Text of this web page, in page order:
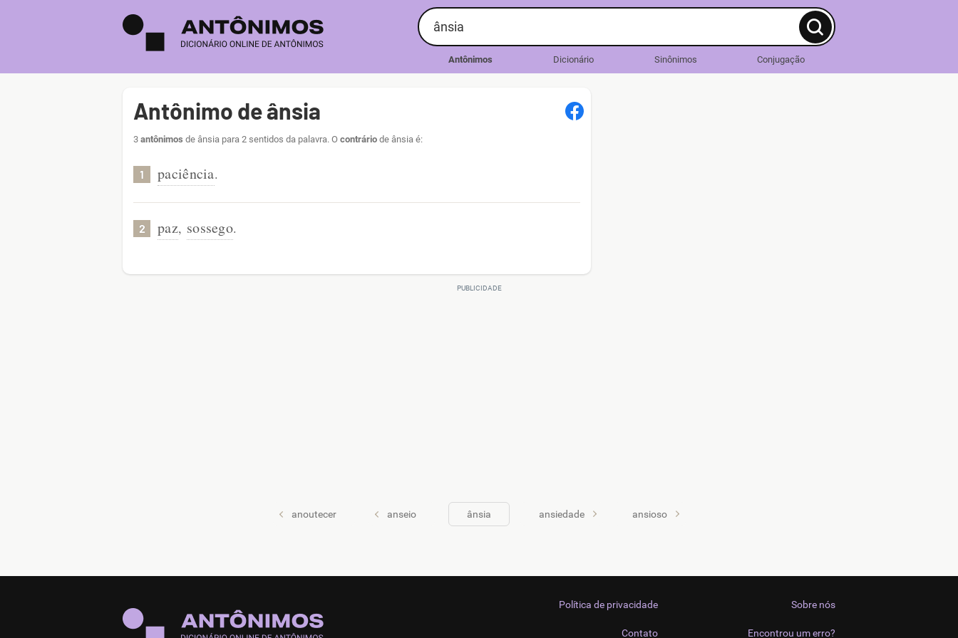
Antônimos Dicionário Sinônimos Conjugação
Antônimo de ânsia
3 antônimos de ânsia para 2 sentidos da palavra. O contrário de ânsia é:
1 paciência.
2 paz, sossego.
anoutecer anseio ânsia ansiedade ansioso
Sobre nós
Encontrou um erro?
Política de privacidade
Contato